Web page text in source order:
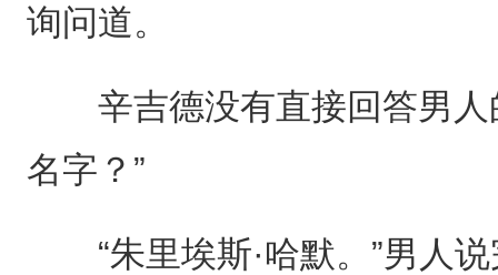
询问道。
辛吉德没有直接回答男人
名字？”
“朱里埃斯·哈默。”男人说